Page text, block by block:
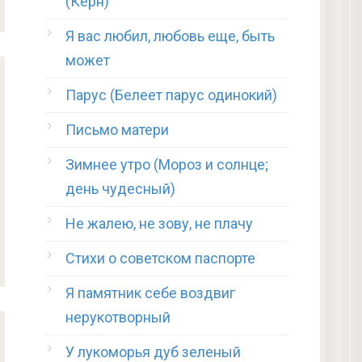
Я вас любил, любовь еще, быть
может
Парус (Белеет парус одинокий)
Письмо матери
Зимнее утро (Мороз и солнце;
день чудесный)
Не жалею, не зову, не плачу
Стихи о советском паспорте
Я памятник себе воздвиг
нерукотворный
У лукоморья дуб зеленый